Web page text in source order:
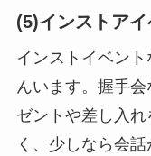
(5)インストアイ
インストイベン
んいます。握手
ゼントや差し入
く、少しなら会話